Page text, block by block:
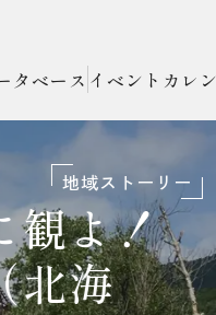
タベース イベントカレ
地域ストーリー
観よ！
北海